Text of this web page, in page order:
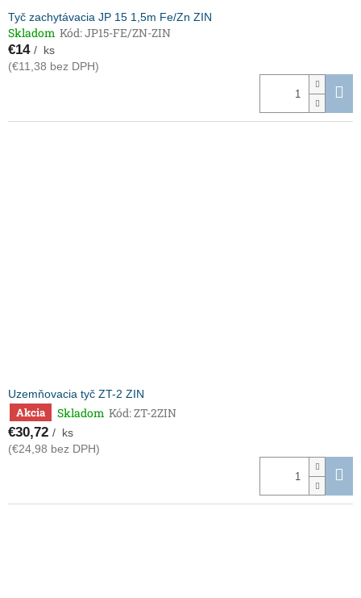
Tyč zachytávacia JP 15 1,5m Fe/Zn ZIN
Skladom Kód:JP15-FE/ZN-ZIN
€14 / ks
(€11,38 bez DPH)
Uzemňovacia tyč ZT-2 ZIN
Akcia Skladom Kód:ZT-2ZIN
€30,72 / ks
(€24,98 bez DPH)